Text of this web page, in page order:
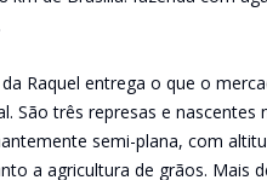
da Raquel entrega o que o
São três represas e
semi-plana, com
a agricultura de grãos. Mais